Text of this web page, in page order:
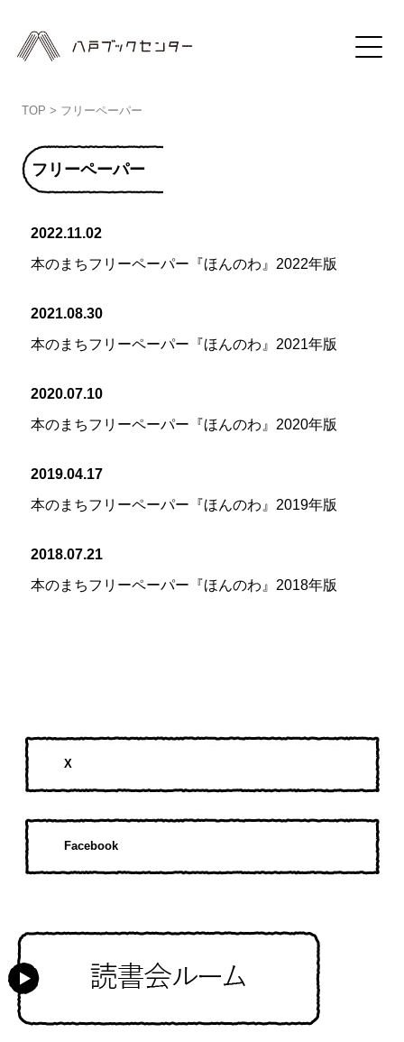
TOP > フリーペーパー
フリーペーパー
2022.11.02
本のまちフリーペーパー『ほんのわ』2022年版
2021.08.30
本のまちフリーペーパー『ほんのわ』2021年版
2020.07.10
本のまちフリーペーパー『ほんのわ』2020年版
2019.04.17
本のまちフリーペーパー『ほんのわ』2019年版
2018.07.21
本のまちフリーペーパー『ほんのわ』2018年版
X
Facebook